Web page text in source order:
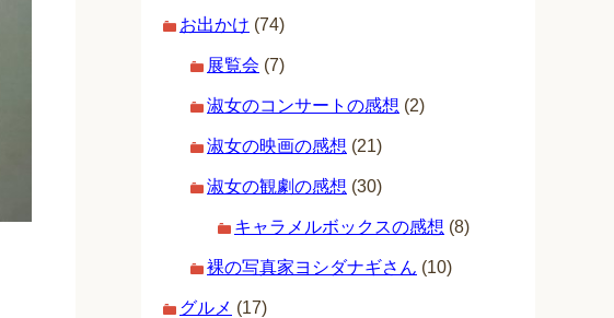
お出かけ (74)
展覧会 (7)
淑女のコンサートの感想 (2)
淑女の映画の感想 (21)
淑女の観劇の感想 (30)
キャラメルボックスの感想 (8)
裸の写真家ヨシダナギさん (10)
グルメ (17)